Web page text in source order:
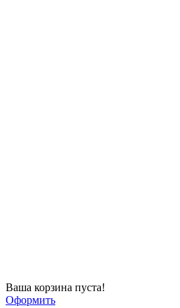
Ваша корзина пуста!
Оформить